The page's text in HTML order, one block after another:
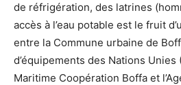
de réfrigération, des latrines
accès à l’eau potable est le fruit
entre la Commune urbaine de
d’équipements des Nations Unies
Maritime Coopération Boffa et